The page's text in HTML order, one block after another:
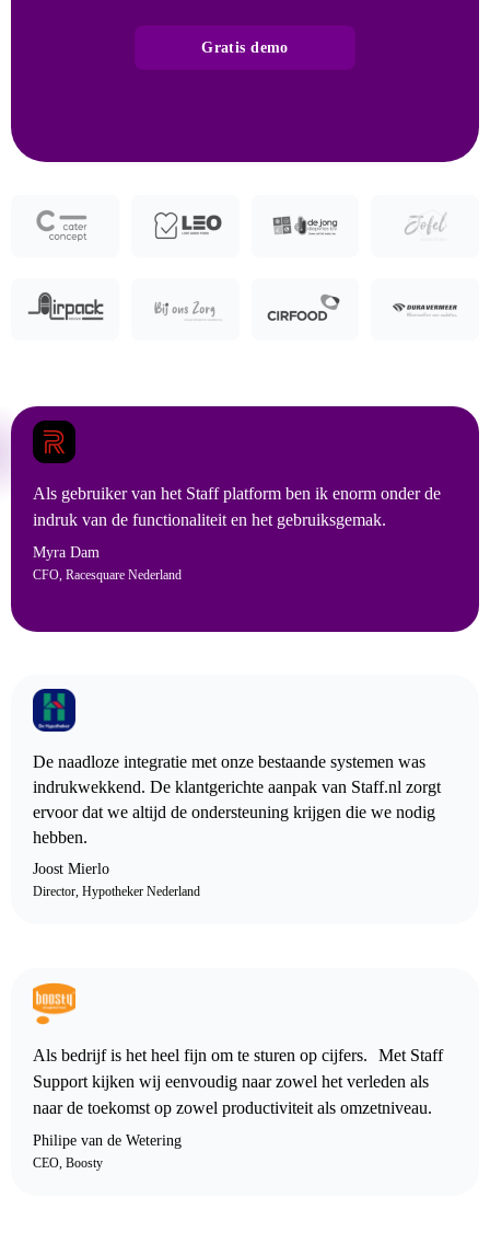
Gratis demo
Als gebruiker van het Staff platform ben ik enorm onder de
indruk van de functionaliteit en het gebruiksgemak.
Myra Dam
CFO, Racesquare Nederland
De naadloze integratie met onze bestaande systemen was
indrukwekkend. De klantgerichte aanpak van Staff.nl zorgt
ervoor dat we altijd de ondersteuning krijgen die we nodig
hebben.
Joost Mierlo
Director, Hypotheker Nederland
Als bedrijf is het heel fijn om te sturen op cijfers. Met Staff
Support kijken wij eenvoudig naar zowel het verleden als
naar de toekomst op zowel productiviteit als omzetniveau.
Philipe van de Wetering
CEO, Boosty